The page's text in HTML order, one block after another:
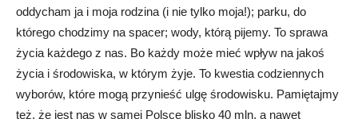
oddycham ja i moja rodzina (i nie tylko moja!); parku, do
którego chodzimy na spacer; wody, którą pijemy. To sprawa
życia każdego z nas. Bo każdy może mieć wpływ na jakoś
życia i środowiska, w którym żyje. To kwestia codziennych
wyborów, które mogą przynieść ulgę środowisku. Pamiętajmy
też, że jest nas w samej Polsce blisko 40 mln, a nawet